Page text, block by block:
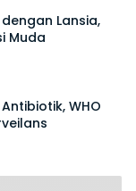
Lansia,
Muda
WHO